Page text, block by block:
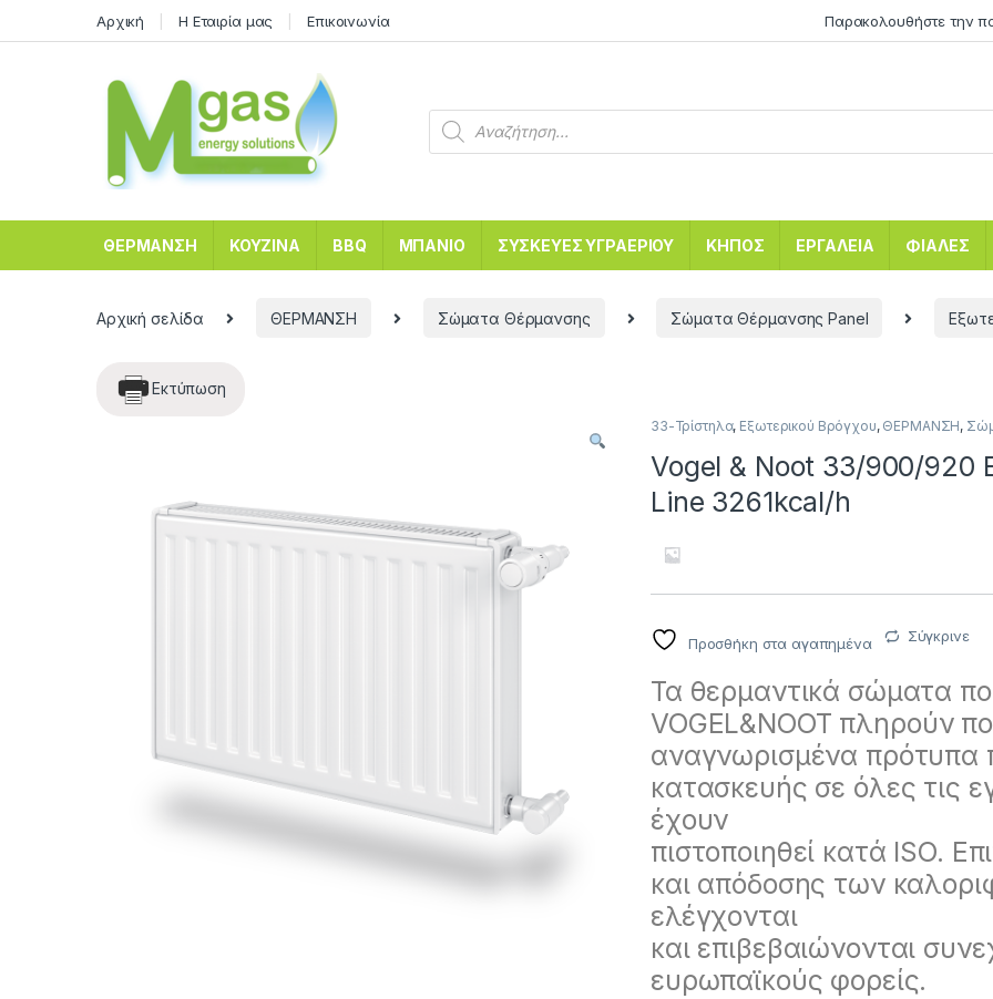
Αρχική Η Εταιρία μας Επικοινωνία Παρακολουθήστε την
ΘΕΡΜΑΝΣΗ ΚΟΥΖΙΝΑ BBQ ΜΠΑΝΙΟ ΣΥΣΚΕΥΕΣ ΥΓΡΑΕΡΙΟΥ ΚΗΠΟΣ ΕΡΓΑΛΕΙΑ ΦΙΑΛΕΣ
Αρχική σελίδα ΘΕΡΜΑΝΣΗ Σώματα Θέρμανσης Σώματα Θέρμανσης Panel
Εκτύπωση
33-Τρίστηλα, Εξωτερικού Βρόγχου, ΘΕΡΜΑΝΣΗ,
Vogel & Noot 33/900/920
Line 3261kcal/h
Προσθήκη στα αγαπημένα Σύγκρινε
Τα θερμαντικά σώματα
VOGEL&NOOT πληρούν
αναγνωρισμένα πρότυπα
κατασκευής σε όλες τις
έχουν
πιστοποιηθεί κατά ISO.
και απόδοσης των
ελέγχονται
και επιβεβαιώνονται
ευρωπαϊκούς φορείς.